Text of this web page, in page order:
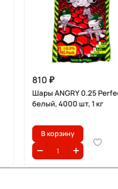
810 ₽
Шары ANGRY 0.25
белый, 4000 шт, 1 кг
В корзину